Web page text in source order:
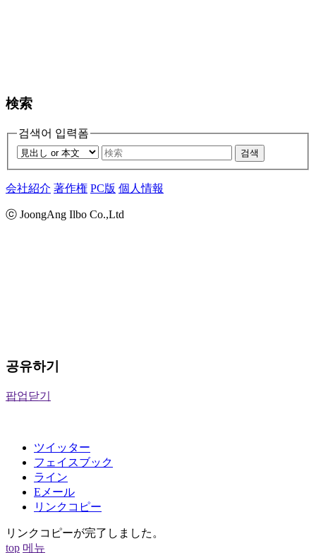
検索
검색어 입력폼
검색
会社紹介 著作権 PC版 個人情報
ⓒ JoongAng Ilbo Co.,Ltd
공유하기
팝업닫기
ツイッター
フェイスブック
ライン
Eメール
リンクコピー
リンクコピーが完了しました。
top 메뉴